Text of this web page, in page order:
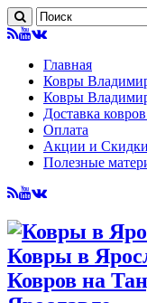
Главная
Ковры
Ковры
Доставка
Оплата
Акции и Скидки
Полезные
Ковры в
Ковров на